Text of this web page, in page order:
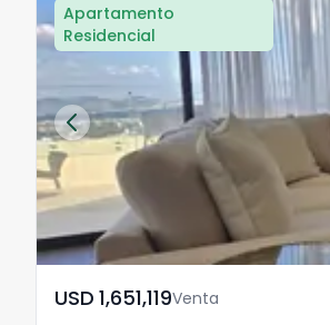
Apartamento
Residencial
USD	1,651,119Venta